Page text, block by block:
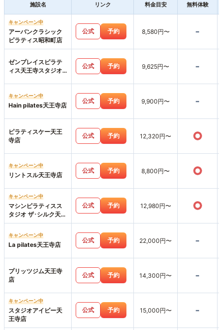
施設名 リンク 料金目安 無料体験
キャンペーン中
アーバンクラシック
ピラティス昭和町店
公式 予約 8,580円〜 -
ゼンプレイスピラテ
ィス天王寺スタジオ
公式 予約 9,625円〜 -
キャンペーン中
Hain pilates天王寺店
公式 予約 9,900円〜 -
ピラティスケー天王
寺店
公式 予約 12,320円〜 ○
キャンペーン中
リントスル天王寺店
公式 予約 8,800円〜 ○
キャンペーン中
マシンピラティスス
タジオ ザ･シルク天王
寺MIO店
公式 予約 12,980円〜 ○
キャンペーン中
La pilates天王寺店
公式 予約 22,000円〜 -
プリッツジム天王寺
店
公式 予約 14,300円〜 -
キャンペーン中
スタジオアイビー天
王寺店
公式 予約 15,000円〜 -